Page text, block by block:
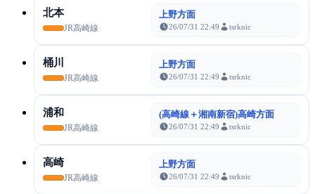
北本
JR高崎線
上野方面
26/07/31 22:49 tsrknic
桶川
JR高崎線
上野方面
26/07/31 22:49 tsrknic
浦和
JR高崎線
(高崎線＋湘南新宿)高崎方面
26/07/31 22:49 tsrknic
高崎
JR高崎線
上野方面
26/07/31 22:49 tsrknic